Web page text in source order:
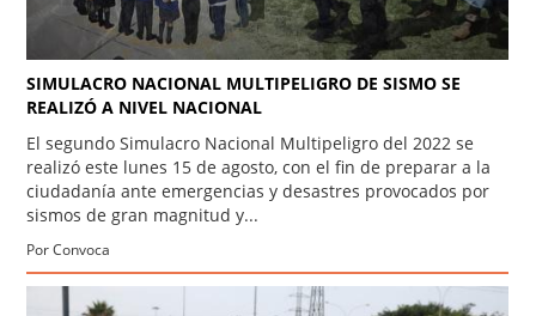
SIMULACRO NACIONAL MULTIPELIGRO DE SISMO SE
REALIZÓ A NIVEL NACIONAL
El segundo Simulacro Nacional Multipeligro del 2022 se
realizó este lunes 15 de agosto, con el fin de preparar a la
ciudadanía ante emergencias y desastres provocados por
sismos de gran magnitud y...
Por Convoca